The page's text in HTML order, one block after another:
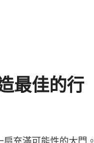
最佳的行